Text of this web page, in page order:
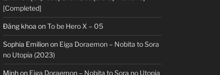
[Completed]
Đăng khoa onTo be Hero X – 05
Sophia Emilionon Eiga Doraemon – Nobita to Sora
no Utopia (2023)
Minhon Eiga Doraemon – Nobita to Sora no Utopia